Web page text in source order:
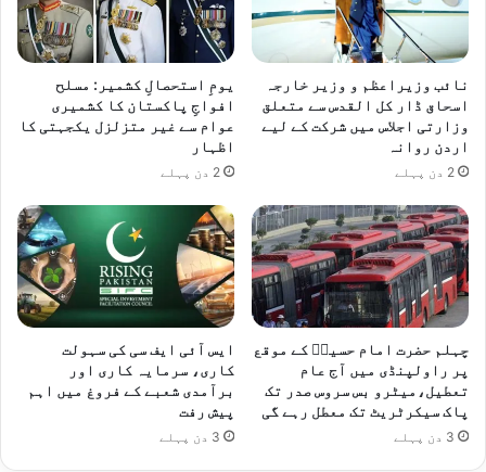
نائب وزیراعظم و وزیر خارجہ
اسحاق ڈار کل القدس سے متعلق
وزارتی اجلاس میں شرکت کے لیے
اردن روانہ
2 دن پہلے
یومِ استحصالِ کشمیر: مسلح
افواجِ پاکستان کا کشمیری
عوام سے غیر متزلزل یکجہتی کا
اظہار
2 دن پہلے
چہلم حضرت امام حسینؓ کے موقع
پر راولپنڈی میں آج عام
تعطیل،میٹرو بس سروس صدر تک
پاک سیکرٹریٹ تک معطل رہے گی
3 دن پہلے
ایس آئی ایف سی کی سہولت
کاری، سرمایہ کاری اور
برآمدی شعبے کے فروغ میں اہم
پیش رفت
3 دن پہلے